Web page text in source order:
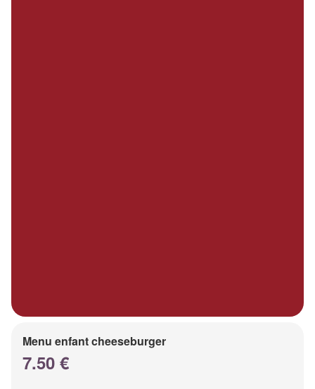
Menu enfant cheeseburger
7.50 €